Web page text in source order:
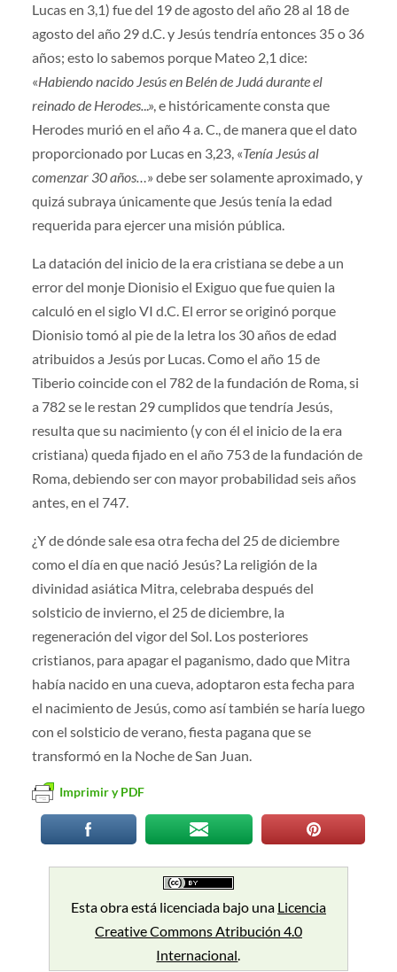
Lucas en 3,1) fue del 19 de agosto del año 28 al 18 de
agosto del año 29 d.C. y Jesús tendría entonces 35 o 36
años; esto lo sabemos porque Mateo 2,1 dice:
«Habiendo nacido Jesús en Belén de Judá durante el
reinado de Herodes...», e históricamente consta que
Herodes murió en el año 4 a. C., de manera que el dato
proporcionado por Lucas en 3,23, «Tenía Jesús al
comenzar 30 años…» debe ser solamente aproximado, y
quizá subraya únicamente que Jesús tenía la edad
requerida para ejercer una misión pública.
La datación del inicio de la era cristiana se debe a un
error del monje Dionisio el Exiguo que fue quien la
calculó en el siglo VI d.C. El error se originó porque
Dionisio tomó al pie de la letra los 30 años de edad
atribuidos a Jesús por Lucas. Como el año 15 de
Tiberio coincide con el 782 de la fundación de Roma, si
a 782 se le restan 29 cumplidos que tendría Jesús,
resulta que su nacimiento (y con él el inicio de la era
cristiana) queda fijado en el año 753 de la fundación de
Roma, debiendo ser con mayor probabilidad seis años
antes, en el 747.
¿Y de dónde sale esa otra fecha del 25 de diciembre
como el día en que nació Jesús? La religión de la
divinidad asiática Mitra, celebraba después del
solsticio de invierno, el 25 de diciembre, la
regeneración del vigor del Sol. Los posteriores
cristianos, para apagar el paganismo, dado que Mitra
había nacido en una cueva, adoptaron esta fecha para
el nacimiento de Jesús, como así también se haría luego
con el solsticio de verano, fiesta pagana que se
transformó en la Noche de San Juan.
Imprimir y PDF
Esta obra está licenciada bajo una Licencia
Creative Commons Atribución 4.0
Internacional.